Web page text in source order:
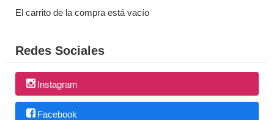
El carrito de la compra está vacío
Redes Sociales
Instagram
Facebook